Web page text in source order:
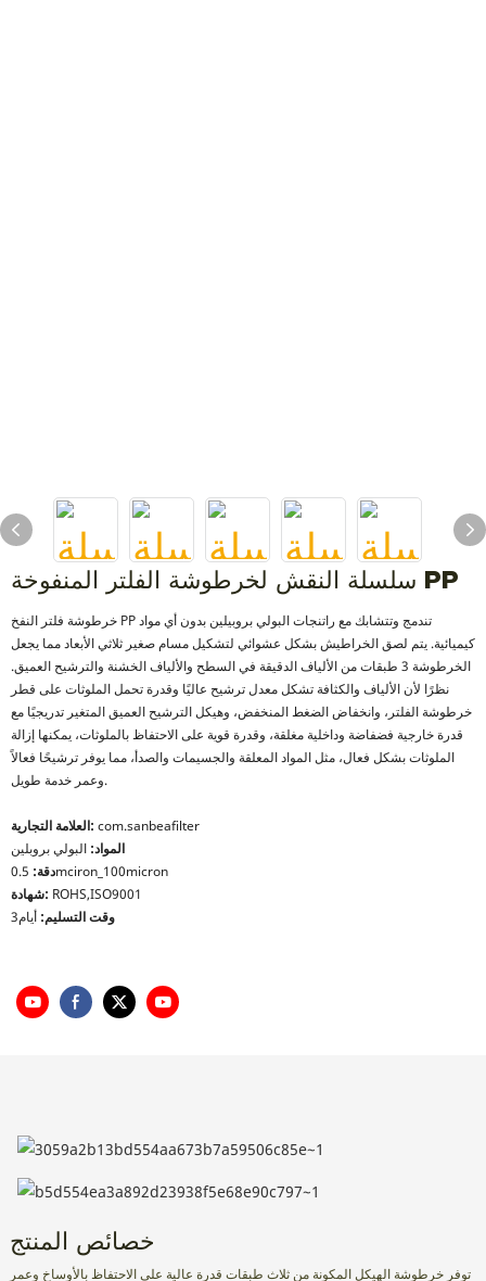
سلسلة النقش لخرطوشة الفلتر المنفوخة PP
خرطوشة فلتر النفخ PP تندمج وتتشابك مع راتنجات البولي بروبيلين بدون أي مواد
كيميائية. يتم لصق الخراطيش بشكل عشوائي لتشكيل مسام صغير ثلاثي الأبعاد مما يجعل
الخرطوشة 3 طبقات من الألياف الدقيقة في السطح والألياف الخشنة والترشيح العميق.
نظرًا لأن الألياف والكثافة تشكل معدل ترشيح عاليًا وقدرة تحمل الملوثات على قطر
خرطوشة الفلتر، وانخفاض الضغط المنخفض، وهيكل الترشيح العميق المتغير تدريجيًا مع
قدرة خارجية فضفاضة وداخلية مغلقة، وقدرة قوية على الاحتفاظ بالملوثات، يمكنها إزالة
الملوثات بشكل فعال، مثل المواد المعلقة والجسيمات والصدأ، مما يوفر ترشيحًا فعالاً
وعمر خدمة طويل.
العلامة التجارية: com.sanbeafilter
المواد: البولي بروبلين
دقة:0.5mciron_100micron
شهادة: ROHS,ISO9001
وقت التسليم: أيام3
خصائص المنتج
توفر خرطوشة الهيكل المكونة من ثلاث طبقات قدرة عالية على الاحتفاظ بالأوساخ وعمر